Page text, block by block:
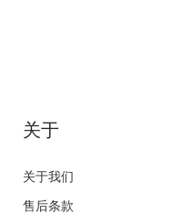
关于
关于我们
售后条款